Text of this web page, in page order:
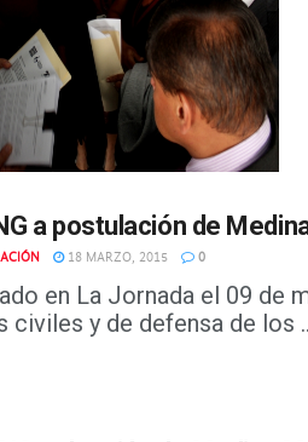
a postulación de
18 MARZO, 2015 0
en La Jornada el 09 de
civiles y de defensa de los